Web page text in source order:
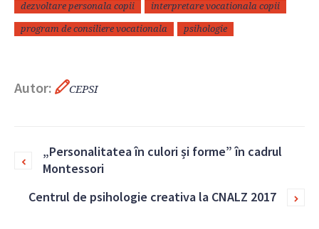
dezvoltare personala copii interpretare vocationala copii
program de consiliere vocationala psihologie
Autor: CEPSI
„Personalitatea în culori și forme” în cadrul
Montessori
Centrul de psihologie creativa la CNALZ 2017